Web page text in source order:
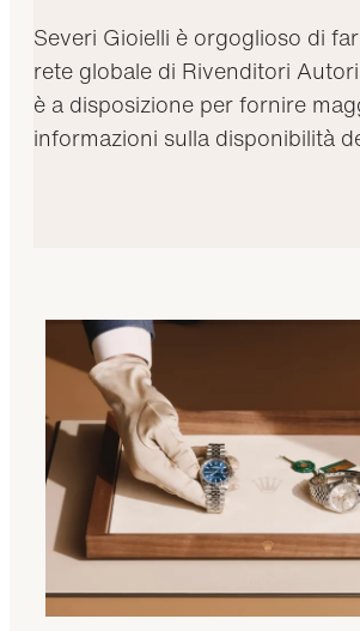
Severi Gioielli è orgoglioso di
rete globale di Rivenditori
è a disposizione per fornire
informazioni sulla disponibilità